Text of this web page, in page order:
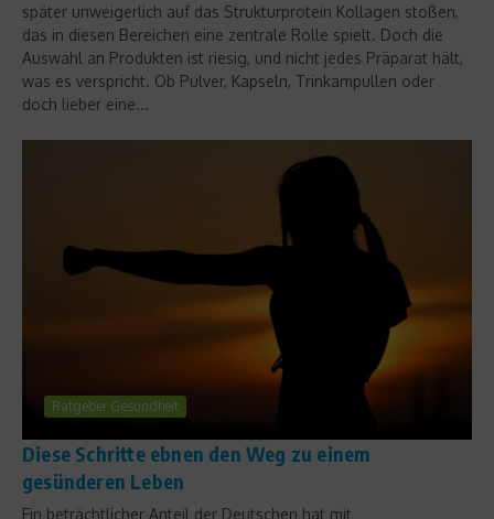
später unweigerlich auf das Strukturprotein Kollagen stoßen,
das in diesen Bereichen eine zentrale Rolle spielt. Doch die
Auswahl an Produkten ist riesig, und nicht jedes Präparat hält,
was es verspricht. Ob Pulver, Kapseln, Trinkampullen oder
doch lieber eine...
Ratgeber Gesundheit
Diese Schritte ebnen den Weg zu einem
gesünderen Leben
Ein beträchtlicher Anteil der Deutschen hat mit